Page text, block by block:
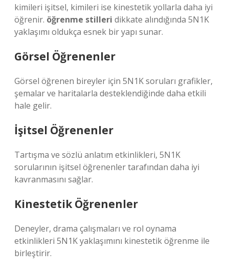
kimileri işitsel, kimileri ise kinestetik yollarla daha iyi
öğrenir. öğrenme stilleri dikkate alındığında 5N1K
yaklaşımı oldukça esnek bir yapı sunar.
Görsel Öğrenenler
Görsel öğrenen bireyler için 5N1K soruları grafikler,
şemalar ve haritalarla desteklendiğinde daha etkili
hale gelir.
İşitsel Öğrenenler
Tartışma ve sözlü anlatım etkinlikleri, 5N1K
sorularının işitsel öğrenenler tarafından daha iyi
kavranmasını sağlar.
Kinestetik Öğrenenler
Deneyler, drama çalışmaları ve rol oynama
etkinlikleri 5N1K yaklaşımını kinestetik öğrenme ile
birleştirir.